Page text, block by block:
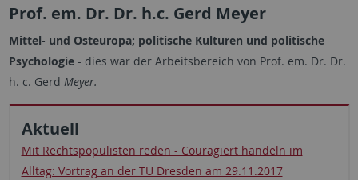
Prof. em. Dr. Dr. h.c. Gerd Meyer
Mittel- und Osteuropa; politische Kulturen und politische
Psychologie - dies war der Arbeitsbereich von Prof. em. Dr. Dr.
h. c. Gerd Meyer.
Aktuell
Mit Rechtspopulisten reden - Couragiert handeln im
Alltag: Vortrag an der TU Dresden am 29.11.2017